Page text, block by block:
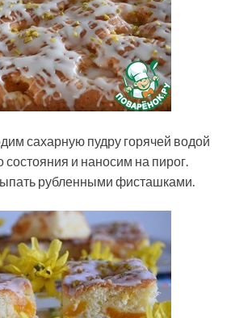
сахарную пудру горячей водой
состояния и наносим на пирог.
рубленными фисташками.